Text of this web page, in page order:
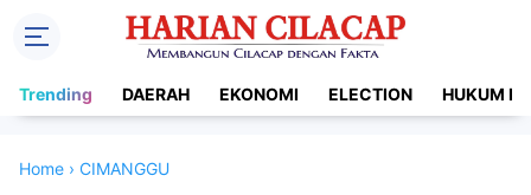
Trending DAERAH EKONOMI ELECTION HUKUM
Home › CIMANGGU